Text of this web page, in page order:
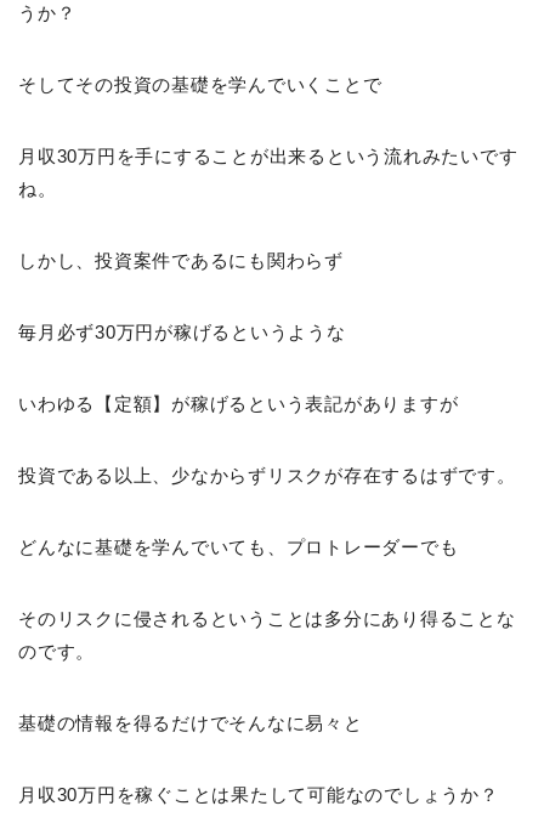
うか？
そしてその投資の基礎を学んでいくことで
月収30万円を手にすることが出来るという流れみたいです
ね。
しかし、投資案件であるにも関わらず
毎月必ず30万円が稼げるというような
いわゆる【定額】が稼げるという表記がありますが
投資である以上、少なからずリスクが存在するはずです。
どんなに基礎を学んでいても、プロトレーダーでも
そのリスクに侵されるということは多分にあり得ることな
のです。
基礎の情報を得るだけでそんなに易々と
月収30万円を稼ぐことは果たして可能なのでしょうか？